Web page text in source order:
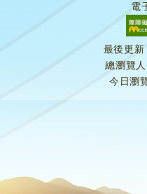
電
最後更新
總瀏覽
今日瀏